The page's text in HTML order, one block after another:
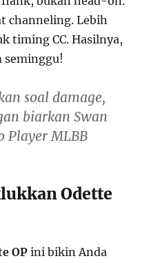
channeling. Lebih
timing CC. Hasilnya,
seminggu!
soal damage,
biarkan Swan
Player MLBB
Odette
OPini bikin Anda